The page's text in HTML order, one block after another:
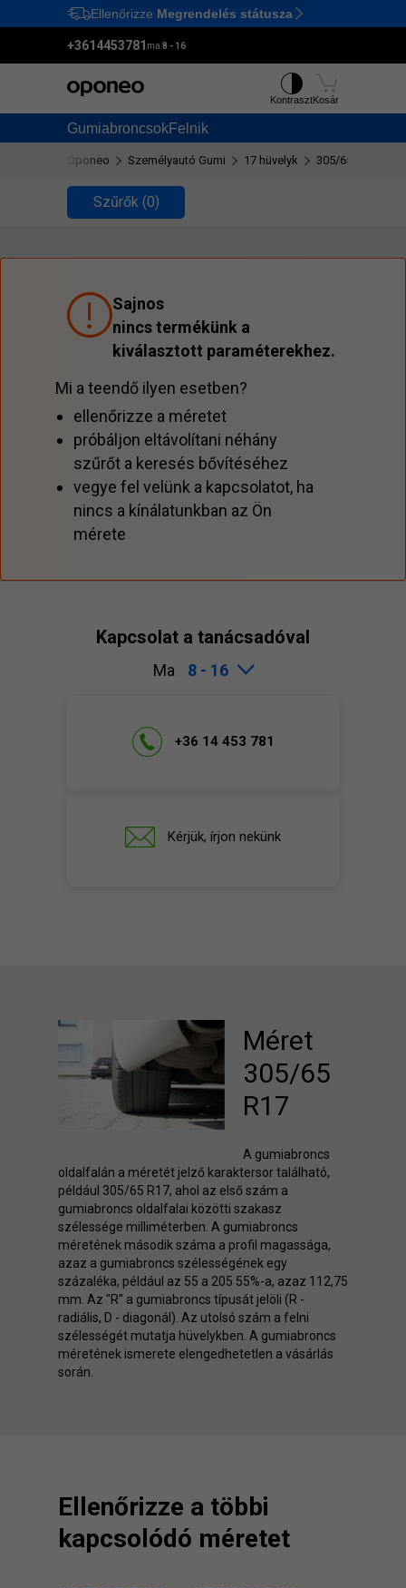
Ctrl M
Ellenőrizze Megrendelés státusza
+3614453781 ma:8 - 16
GumiabroncsokFelnik
KontrasztKosár
Oponeo Személyautó Gumi 17 hüvelyk 305/65 R17
Szűrők (0)
Sajnos
nincs termékünk a
kiválasztott paraméterekhez.
Mi a teendő ilyen esetben?
ellenőrizze a méretet
próbáljon eltávolítani néhány
szűrőt a keresés bővítéséhez
vegye fel velünk a kapcsolatot, ha
nincs a kínálatunkban az Ön
mérete
Kapcsolat a tanácsadóval
Ma 8 - 16
+36 14 453 781
Kérjük, írjon nekünk
Méret
305/65
R17
A gumiabroncs
oldalfalán a méretét jelző karaktersor található,
például 305/65 R17, ahol az első szám a
gumiabroncs oldalfalai közötti szakasz
szélessége milliméterben. A gumiabroncs
méretének második száma a profil magassága,
azaz a gumiabroncs szélességének egy
százaléka, például az 55 a 205 55%-a, azaz 112,75
mm. Az "R" a gumiabroncs típusát jelöli (R -
radiális, D - diagonál). Az utolsó szám a felni
szélességét mutatja hüvelykben. A gumiabroncs
méretének ismerete elengedhetetlen a vásárlás
során.
Ellenőrizze a többi
kapcsolódó méretet